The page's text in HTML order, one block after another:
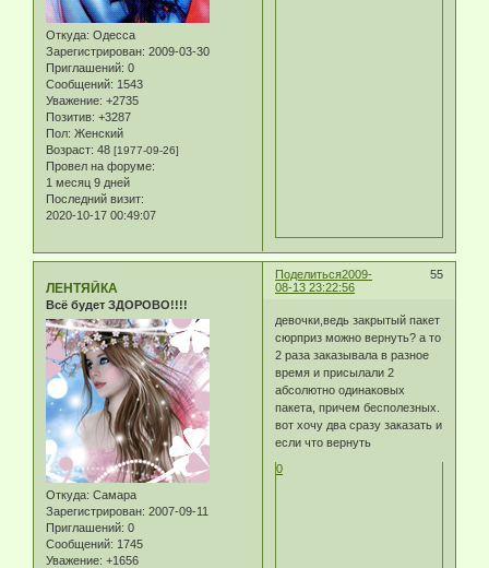
Откуда: Одесса
Зарегистрирован: 2009-03-30
Приглашений: 0
Сообщений: 1543
Уважение: +2735
Позитив: +3287
Пол: Женский
Возраст: 48 [1977-09-26]
Провел на форуме:
1 месяц 9 дней
Последний визит:
2020-10-17 00:49:07
Поделиться 55
2009-
08-13 23:22:56
ЛЕНТЯЙКА
Всё будет ЗДОРОВО!!!!
Откуда: Самара
Зарегистрирован: 2007-09-11
Приглашений: 0
Сообщений: 1745
Уважение: +1656
девочки,ведь закрытый пакет
сюрприз можно вернуть? а то
2 раза заказывала в разное
время и присылали 2
абсолютно одинаковых
пакета, причем бесполезных.
вот хочу два сразу заказать и
если что вернуть
0